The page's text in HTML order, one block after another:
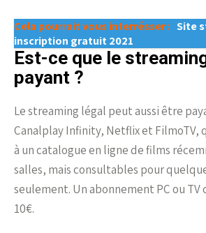
Cela pourrait vous interrésser : Site
inscription gratuit 2021
Est-ce que le
payant ?
Le streaming légal peut aussi être
Canalplay Infinity, Netflix et FilmoTV,
à un catalogue en ligne de films
salles, mais consultables pour
seulement. Un abonnement PC ou
10€.